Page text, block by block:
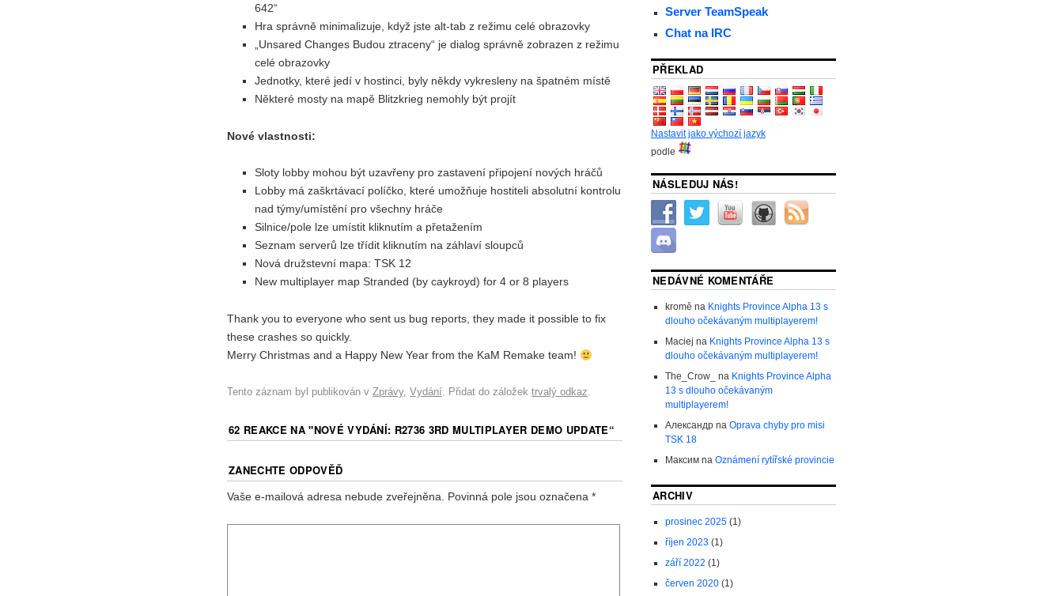
642“
Hra správně minimalizuje, když jste alt-tab z režimu celé obrazovky
„Unsared Changes Budou ztraceny“ je dialog správně zobrazen z režimu
celé obrazovky
Jednotky, které jedí v hostinci, byly někdy vykresleny na špatném místě
Některé mosty na mapě Blitzkrieg nemohly být projít
Nové vlastnosti:
Sloty lobby mohou být uzavřeny pro zastavení připojení nových hráčů
Lobby má zaškrtávací políčko, které umožňuje hostiteli absolutní kontrolu
nad týmy/umístění pro všechny hráče
Silnice/pole lze umístit kliknutím a přetažením
Seznam serverů lze třídit kliknutím na záhlaví sloupců
Nová družstevní mapa: TSK 12
New multiplayer map Stranded (by caykroyd) for 4 or 8 players
Thank you to everyone who sent us bug reports, they made it possible to fix
these crashes so quickly.
Merry Christmas and a Happy New Year from the KaM Remake team!
Tento záznam byl publikován v Zprávy, Vydání . Přidat do záložek trvalý odkaz
62 REAKCE NA "NOVÉ VYDÁNÍ: R2736 3RD MULTIPLAYER DEMO UPDATE“
ZANECHTE ODPOVĚĎ
Vaše e-mailová adresa nebude zveřejněna. Povinná pole jsou označena *
Server TeamSpeak
Chat na IRC
PŘEKLAD
Nastavit jako výchozí jazyk
podle
NÁSLEDUJ NÁS!
NEDÁVNÉ KOMENTÁŘE
kromě na Knights Province Alpha 13 s
dlouho očekávaným multiplayerem!
Maciej na Knights Province Alpha 13 s
dlouho očekávaným multiplayerem!
The_Crow_
na Knights Province Alpha
13 s dlouho očekávaným
multiplayerem!
Александрna Oprava chyby pro misi
TSK 18
Максимna Oznámení rytířské provincie
ARCHIV
prosinec 2025(1)
říjen 2023(1)
září 2022 (1)
červen 2020(1)